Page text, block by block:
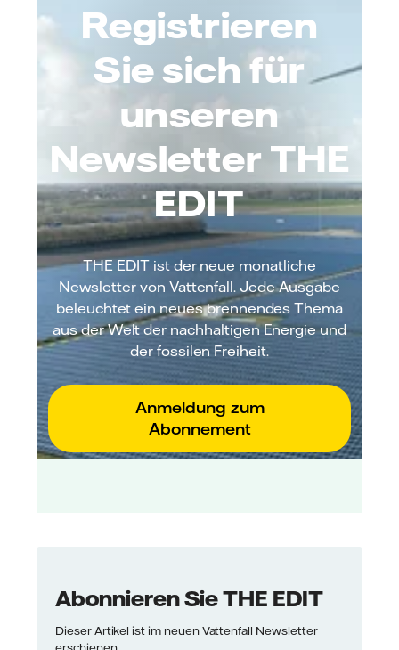
Registrieren
Sie sich für
unseren
Newsletter THE
EDIT
THE EDIT ist der neue monatliche
Newsletter von Vattenfall. Jede Ausgabe
beleuchtet ein neues brennendes Thema
aus der Welt der nachhaltigen Energie und
der fossilen Freiheit.
Anmeldung zum
Abonnement
Abonnieren Sie THE EDIT
Dieser Artikel ist im neuen Vattenfall Newsletter
erschienen.